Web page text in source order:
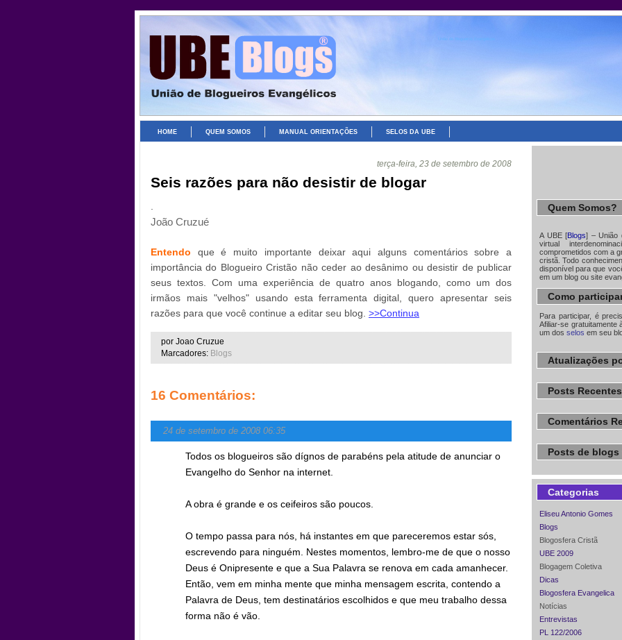
HOME QUEM SOMOS MANUAL ORIENTAÇÕES SELOS DA UBE
terça-feira, 23 de setembro de 2008
Seis razões para não desistir de blogar
.
João Cruzué
Entendo
que é muito importante deixar aqui alguns comentários sobre a
importância do Blogueiro Cristão não ceder ao desânimo ou desistir de publicar
seus textos. Com uma experiência de quatro anos blogando, como um dos
irmãos mais "velhos" usando esta ferramenta digital, quero apresentar seis
razões para que você continue a editar seu blog. >>Continua
por Joao Cruzue
Marcadores: Blogs
16 Comentários:
24 de setembro de 2008 06:35
Todos os blogueiros são dígnos de parabéns pela atitude de anunciar o
Evangelho do Senhor na internet.
A obra é grande e os ceifeiros são poucos.
O tempo passa para nós, há instantes em que pareceremos estar sós,
escrevendo para ninguém. Nestes momentos, lembro-me de que o nosso
Deus é Onipresente e que a Sua Palavra se renova em cada amanhecer.
Então, vem em minha mente que minha mensagem escrita, contendo a
Palavra de Deus, tem destinatários escolhidos e que meu trabalho dessa
forma não é vão.
Quem Somos?
A UBE [Blogs] – União
virtual
comprometidos com a
cristã. Todo
disponível para que
em um blog ou site
Como
Para participar, é
Afiliar-se gratuitamente
um dos selos em seu
Atualizações
Posts Recentes
Comentários
Posts de
Categorias
Eliseu Antonio Gomes
Blogs
Blogosfera Cristã
UBE 2009
Blogagem Coletiva
Dicas
Blogosfera Evangelica
Notícias
Entrevistas
PL 122/2006